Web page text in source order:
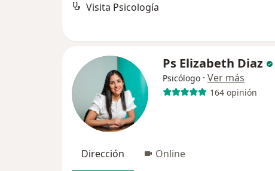
Visita Psicología
Ps Elizabeth Diaz
Psicólogo · Ver más
164 opinión
Dirección Online